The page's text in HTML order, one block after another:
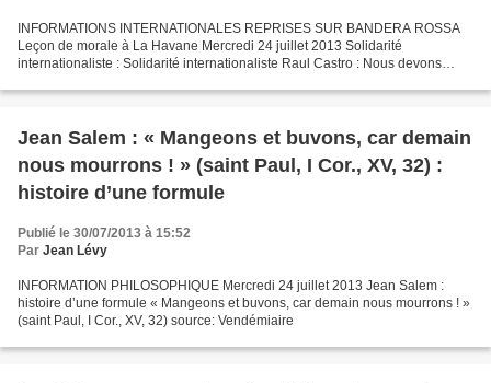
INFORMATIONS INTERNATIONALES REPRISES SUR BANDERA ROSSA
Leçon de morale à La Havane Mercredi 24 juillet 2013 Solidarité
internationaliste : Solidarité internationaliste Raul Castro : Nous devons
Jean Salem : « Mangeons et buvons, car demain
nous mourrons ! » (saint Paul, I Cor., XV, 32) :
histoire d’une formule
Publié le 30/07/2013 à 15:52
Par Jean Lévy
INFORMATION PHILOSOPHIQUE Mercredi 24 juillet 2013 Jean Salem :
histoire d’une formule « Mangeons et buvons, car demain nous mourrons ! »
(saint Paul, I Cor., XV, 32) source: Vendémiaire